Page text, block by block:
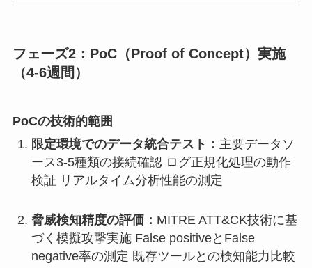
フェーズ2：PoC（Proof of Concept）実施
（4-6週間）
PoCの技術的範囲
限定環境でのデータ統合テスト： 主要データソ
ース3-5種類の接続確認 ログ正規化処理の動作
検証 リアルタイム分析性能の測定
脅威検知精度の評価： MITRE ATT&CK技術に基
づく模擬攻撃実施 False positiveとFalse
negative率の測定 既存ツールとの検知能力比較